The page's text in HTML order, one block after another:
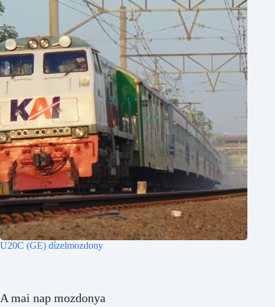
U20C (GE) dízelmozdony
A mai nap mozdonya